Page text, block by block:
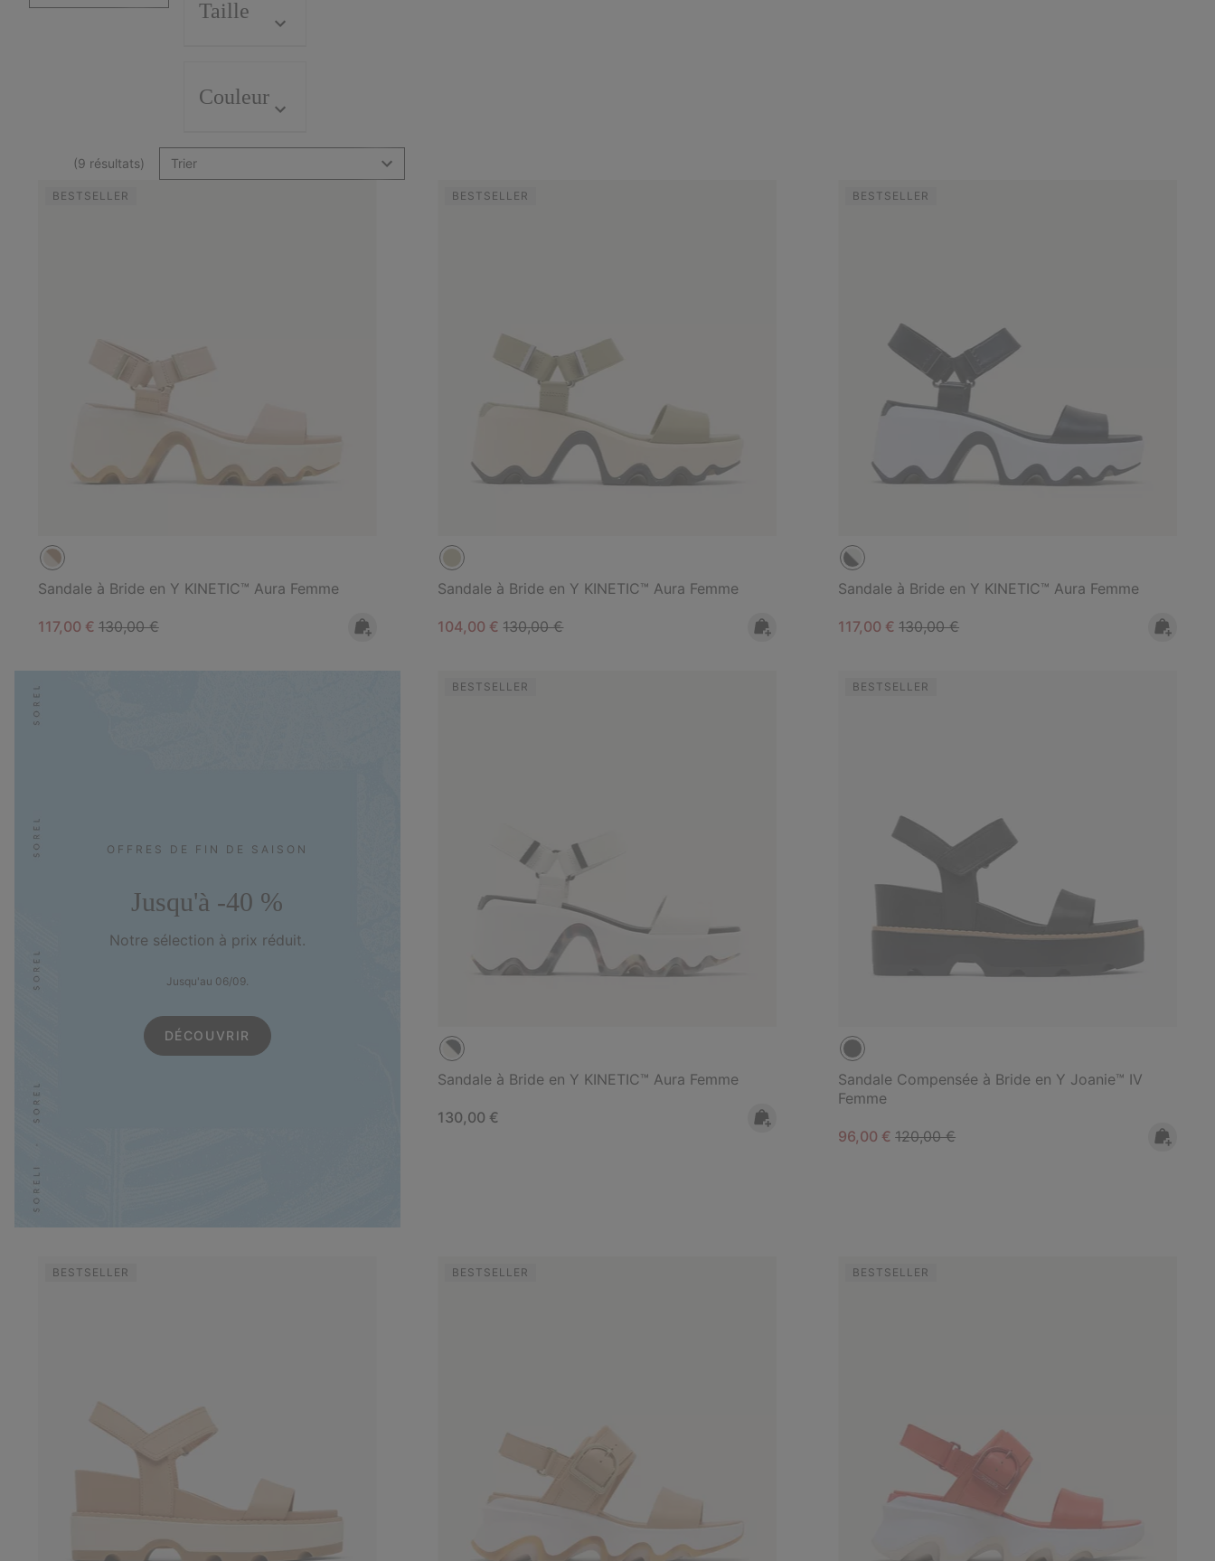
Taille
Couleur
(9 résultats) Trier
BESTSELLER
Sandale à Bride en Y KINETIC™ Aura Femme
Sale price:
117,00 € Regular price:
130,00 €
BESTSELLER
Sandale à Bride en Y KINETIC™ Aura Femme
Sale price:
104,00 €Regular price:
130,00 €
BESTSELLER
Sandale à Bride en Y KINETIC™ Aura Femme
Sale price:
117,00 €Regular price:
130,00 €
OFFRES DE FIN DE SAISON
Jusqu'à -40 %
Notre sélection à prix réduit.
Jusqu'au 06/09.
DÉCOUVRIR
BESTSELLER
Sandale à Bride en Y KINETIC™ Aura Femme
Regular price:
130,00 €
BESTSELLER
Sandale Compensée à Bride en Y Joanie™ IV
Femme
Sale price:
96,00 €Regular price:
120,00 €
BESTSELLER BESTSELLER BESTSELLER